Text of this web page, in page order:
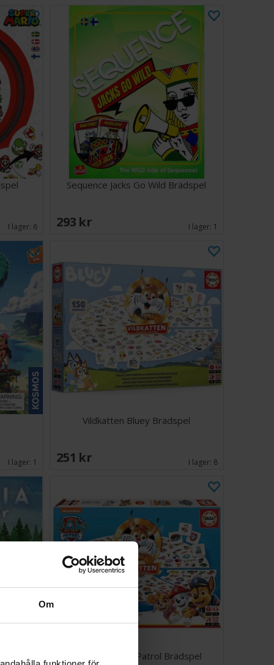
Om
I lager: 6
Sequence Jacks Go Wild Brädspel
293 SEK I lager: 1
I lager: 1
Vildkatten Bluey Brädspel
251 SEK I lager: 8
Vildkatten Paw Patrol Brädspel